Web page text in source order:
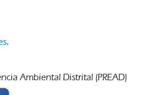
.
Ambiental Distrital (PREAD)